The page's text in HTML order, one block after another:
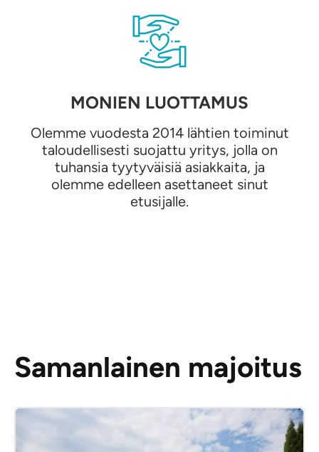
MONIEN LUOTTAMUS
Olemme vuodesta 2014 lähtien toiminut
taloudellisesti suojattu yritys, jolla on
tuhansia tyytyväisiä asiakkaita, ja
olemme edelleen asettaneet sinut
etusijalle.
Samanlainen majoitus